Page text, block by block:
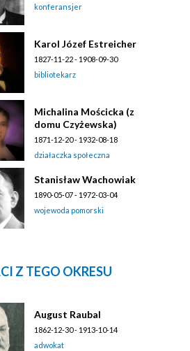
konferansjer
Karol Józef Estreicher
1827-11-22 - 1908-09-30
bibliotekarz
Michalina Mościcka (z
domu Czyżewska)
1871-12-20 - 1932-08-18
działaczka społeczna
Stanisław Wachowiak
1890-05-07 - 1972-03-04
wojewoda pomorski
Z TEGO OKRESU
August Raubal
1862-12-30 - 1913-10-14
adwokat